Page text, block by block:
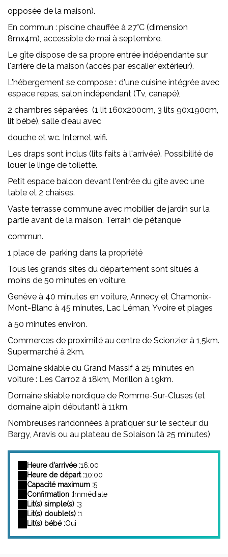
opposée de la maison).
En commun : piscine chauffée à 27°C (dimension
8mx4m), accessible de mai à septembre.
Le gîte dispose de sa propre entrée indépendante sur
l'arrière de la maison (accès par escalier extérieur).
L'hébergement se compose : d'une cuisine intégrée avec
espace repas, salon indépendant (Tv, canapé),
2 chambres séparées (1 lit 160x200cm, 3 lits 90x190cm,
lit bébé), salle d'eau avec
douche et wc. Internet wifi.
Les draps sont inclus (lits faits à l'arrivée). Possibilité de
louer le linge de toilette.
Petit espace balcon devant l'entrée du gîte avec une
table et 2 chaises.
Vaste terrasse commune avec mobilier de jardin sur la
partie avant de la maison. Terrain de pétanque
commun.
1 place de parking dans la propriété
Tous les grands sites du département sont situés à
moins de 50 minutes en voiture.
Genève à 40 minutes en voiture, Annecy et Chamonix-
Mont-Blanc à 45 minutes, Lac Léman, Yvoire et plages
à 50 minutes environ.
Commerces de proximité au centre de Scionzier à 1,5km.
Supermarché à 2km.
Domaine skiable du Grand Massif à 25 minutes en
voiture : Les Carroz à 18km, Morillon à 19km.
Domaine skiable nordique de Romme-Sur-Cluses (et
domaine alpin débutant) à 11km.
Nombreuses randonnées à pratiquer sur le secteur du
Bargy, Aravis ou au plateau de Solaison (à 25 minutes)
Heure d'arrivée :16:00
Heure de départ :10:00
Capacité maximum :5
Confirmation : Immédiate
Lit(s) simple(s) :3
Lit(s) double(s) :1
Lit(s) bébé :Oui